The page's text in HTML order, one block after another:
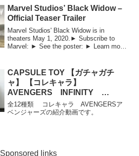
Marvel Studios’ Black Widow –
Official Teaser Trailer
Marvel Studios' Black Widow is in
theaters May 1, 2020.► Subscribe to
Marvel: ► See the poster: ► Learn more:
CAPSULE TOY 【ガチャガチ
ャ】 【コレキャラ】
AVENGERS INFINITY
WAR アベンジャーズ
MARVEL UNBOXING &
全12種類 コレキャラ AVENGERSア
ベンジャーズの紹介動画です。
Sponsored links